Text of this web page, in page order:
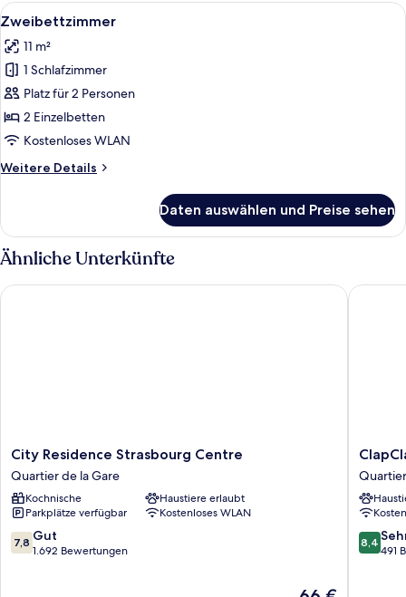
Alle
Fotos
für
Zweibettzimmer
anzeigen
Ein Hotelzimmer mit Bett,
5
Zweibettzimmer
11 m²
1 Schlafzimmer
Platz für 2 Personen
2 Einzelbetten
Kostenloses WLAN
Weitere Details
Weitere
Daten auswählen und Preise sehen
Ähnliche Unterkünfte
City
Residence
Strasbourg
Centre
Quartier
de
la
City Residence Strasbourg Centre
Quartier de la Gare
Kochnische
Haustiere erlaubt
Parkplätze verfügbar
Kostenloses WLAN
7.8
von
7,8 Gut
1.692 Bewertungen
Der
City Residence Strasbourg Centre
Hôtel
Quartier
de
la
Gare
8.4
von
8,4
491